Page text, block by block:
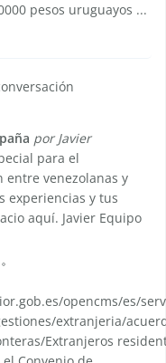
pesos uruguayos ...
por Javier
para el
venezolanas y
experiencias y tus
aquí. Javier Equipo
opencms/es/
extranjeria/
Extranjeros